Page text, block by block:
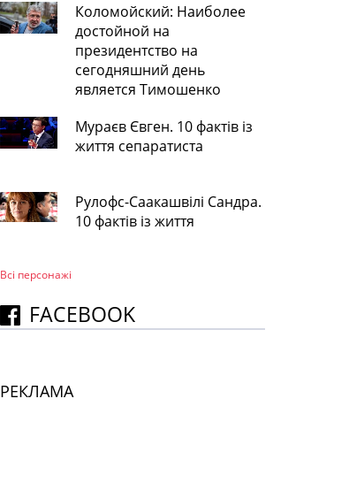
Коломойский: Наиболее
достойной на
президентство на
сегодняшний день
является Тимошенко
Мураєв Євген. 10 фактів із
життя сепаратиста
Рулофс-Саакашвілі Сандра.
10 фактів із життя
Всі персонажi
FACEBOOK
РЕКЛАМА